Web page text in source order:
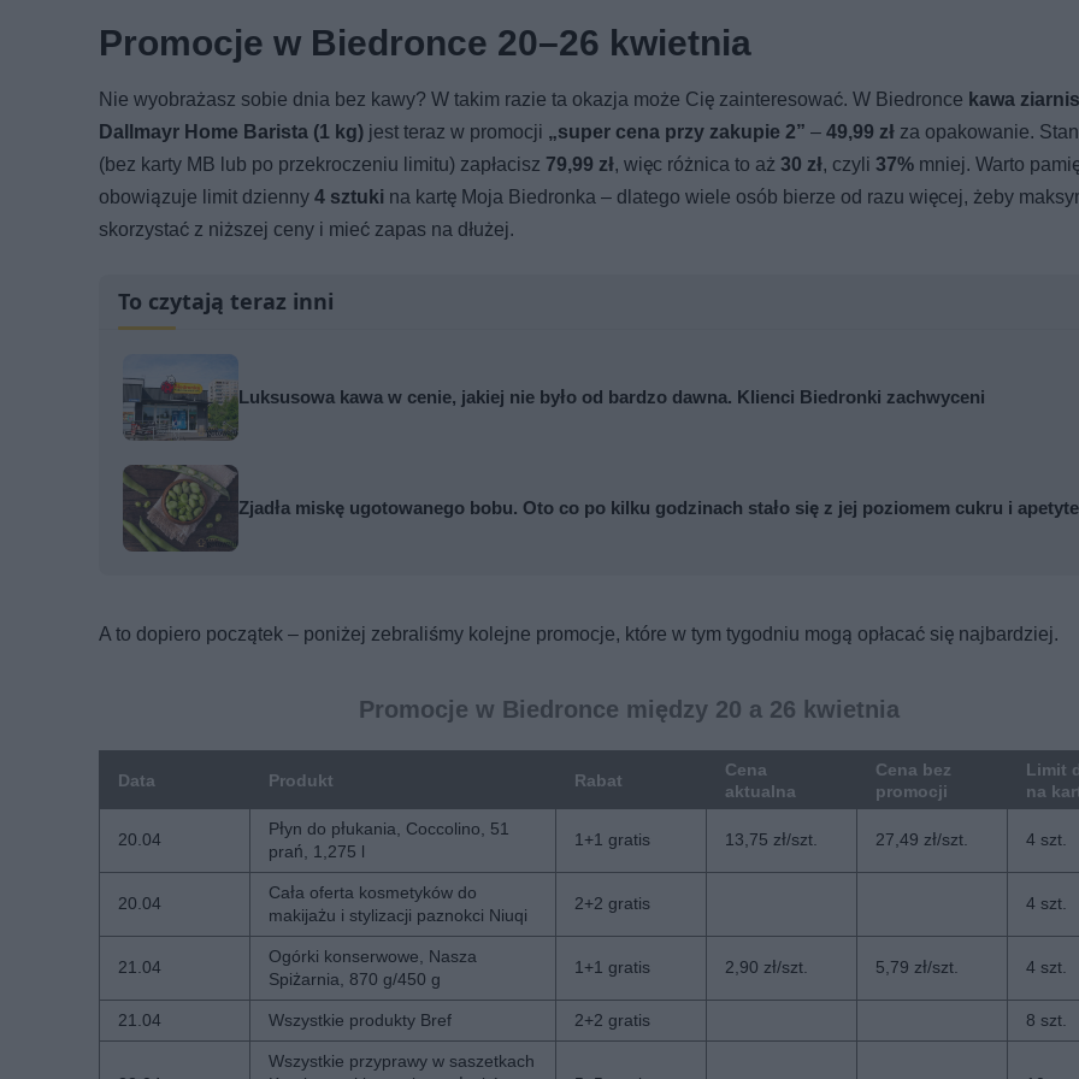
Promocje w Biedronce 20–26 kwietnia
Nie wyobrażasz sobie dnia bez kawy? W takim razie ta okazja może Cię zainteresować. W Biedronce kawa
Dallmayr Home Barista (1 kg) jest teraz w promocji „super cena przy zakupie 2” – 49,99 zł za opakowanie.
(bez karty MB lub po przekroczeniu limitu) zapłacisz 79,99 zł, więc różnica to aż 30 zł, czyli 37% mniej. Warto
obowiązuje limit dzienny 4 sztuki na kartę Moja Biedronka – dlatego wiele osób bierze od razu więcej, żeby
skorzystać z niższej ceny i mieć zapas na dłużej.
To czytają teraz inni
Luksusowa kawa w cenie, jakiej nie było od bardzo dawna. Klienci Biedronki zachwyceni
Zjadła miskę ugotowanego bobu. Oto co po kilku godzinach stało się z jej poziomem cukru i
A to dopiero początek – poniżej zebraliśmy kolejne promocje, które w tym tygodniu mogą opłacać się najbardziej.
Promocje w Biedronce między 20 a 26 kwietnia
Data Produkt Rabat
Cena
aktualna
Cena bez
promocji
Limit
na
20.04
Płyn do płukania, Coccolino, 51
prań, 1,275 l
1+1 gratis 13,75 zł/szt. 27,49 zł/szt. 4 szt.
20.04
Cała oferta kosmetyków do
makijażu i stylizacji paznokci Niuqi
2+2 gratis 4 szt.
21.04
Ogórki konserwowe, Nasza
Spiżarnia, 870 g/450 g
1+1 gratis 2,90 zł/szt. 5,79 zł/szt. 4 szt.
21.04 Wszystkie produkty Bref 2+2 gratis 8 szt.
Wszystkie przyprawy w saszetkach